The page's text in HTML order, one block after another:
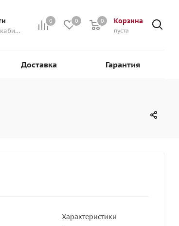
0 0 Корзина
0
пуста
0
Мой кабинет
Доставка Гарантия
Характеристики